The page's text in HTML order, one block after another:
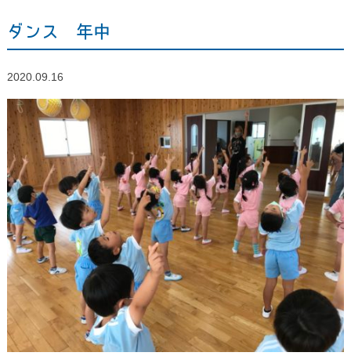
ダンス 年中
2020.09.16